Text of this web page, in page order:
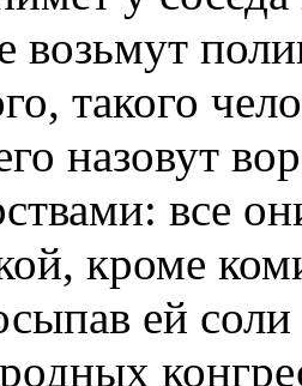
возьмут
такого
назовут
все
кроме
ей